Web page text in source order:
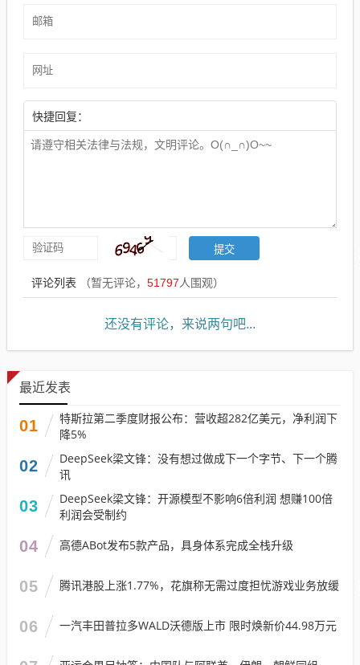
快捷回复：
评论列表 （暂无评论， 51797人围观）
还没有评论，来说两句吧...
最近发表
01
特斯拉第二季度财报公布：营收超282亿美元，净利润下
降5%
02
DeepSeek梁文锋：没有想过做成下一个字节、下一个腾
讯
03
DeepSeek梁文锋：开源模型不影响6倍利润 想赚100倍
利润会受制约
04 高德ABot发布5款产品，具身体系完成全栈升级
05 腾讯港股上涨1.77%，花旗称无需过度担忧游戏业务放缓
06 一汽丰田普拉多WALD沃德版上市 限时焕新价44.98万元